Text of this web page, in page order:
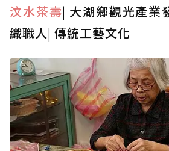
汶水茶壽| 大湖鄉觀光產業
織職人| 傳統工藝文化